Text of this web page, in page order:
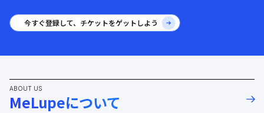
今すぐ登録して、チケットをゲットしよう
ABOUT US
MeLupeについて